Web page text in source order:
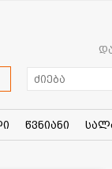
წვნიანი